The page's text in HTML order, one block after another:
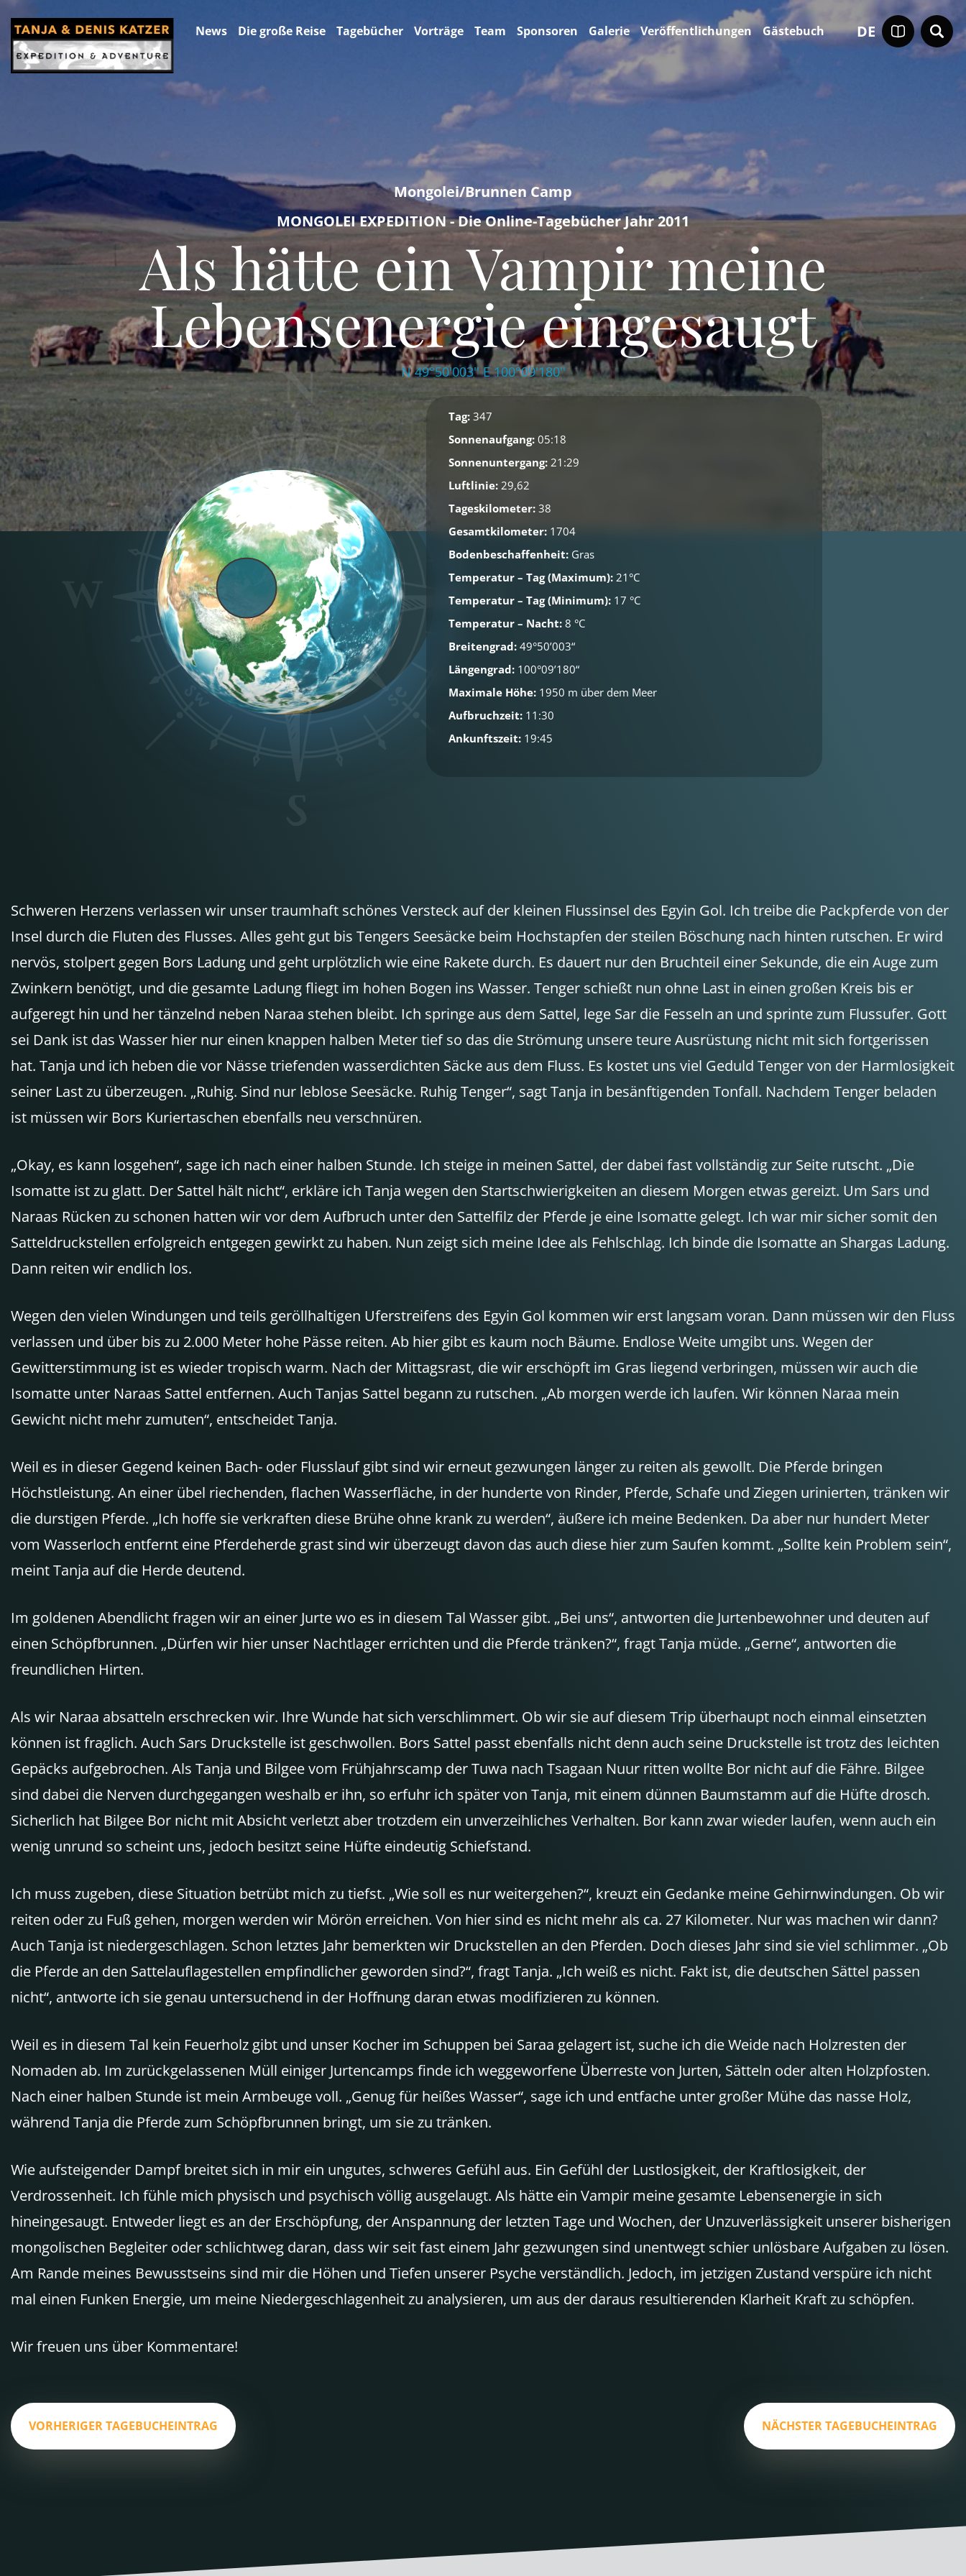
DE
News Die große Reise Tagebücher Vorträge Team Sponsoren Galerie Veröffentlichungen Gästebuch
Mongolei/Brunnen Camp
MONGOLEI EXPEDITION - Die Online-Tagebücher Jahr 2011
Als hätte ein Vampir meine
Lebensenergie eingesaugt
N 49°50'003'' E 100°09'180''
Tag: 347
Sonnenaufgang: 05:18
Sonnenuntergang: 21:29
Luftlinie: 29,62
Tageskilometer: 38
Gesamtkilometer: 1704
Bodenbeschaffenheit: Gras
Temperatur – Tag (Maximum): 21°C
Temperatur – Tag (Minimum): 17 °C
Temperatur – Nacht: 8 °C
Breitengrad: 49°50’003“
Längengrad: 100°09’180“
Maximale Höhe: 1950 m über dem Meer
Aufbruchzeit: 11:30
Ankunftszeit: 19:45
Schweren Herzens verlassen wir unser traumhaft schönes Versteck auf der kleinen Flussinsel des Egyin Gol. Ich treibe die Packpferde von der
Insel durch die Fluten des Flusses. Alles geht gut bis Tengers Seesäcke beim Hochstapfen der steilen Böschung nach hinten rutschen. Er wird
nervös, stolpert gegen Bors Ladung und geht urplötzlich wie eine Rakete durch. Es dauert nur den Bruchteil einer Sekunde, die ein Auge zum
Zwinkern benötigt, und die gesamte Ladung fliegt im hohen Bogen ins Wasser. Tenger schießt nun ohne Last in einen großen Kreis bis er
aufgeregt hin und her tänzelnd neben Naraa stehen bleibt. Ich springe aus dem Sattel, lege Sar die Fesseln an und sprinte zum Flussufer. Gott
sei Dank ist das Wasser hier nur einen knappen halben Meter tief so das die Strömung unsere teure Ausrüstung nicht mit sich fortgerissen
hat. Tanja und ich heben die vor Nässe triefenden wasserdichten Säcke aus dem Fluss. Es kostet uns viel Geduld Tenger von der Harmlosigkeit
seiner Last zu überzeugen. „Ruhig. Sind nur leblose Seesäcke. Ruhig Tenger“, sagt Tanja in besänftigenden Tonfall. Nachdem Tenger beladen
ist müssen wir Bors Kuriertaschen ebenfalls neu verschnüren.
„Okay, es kann losgehen“, sage ich nach einer halben Stunde. Ich steige in meinen Sattel, der dabei fast vollständig zur Seite rutscht. „Die
Isomatte ist zu glatt. Der Sattel hält nicht“, erkläre ich Tanja wegen den Startschwierigkeiten an diesem Morgen etwas gereizt. Um Sars und
Naraas Rücken zu schonen hatten wir vor dem Aufbruch unter den Sattelfilz der Pferde je eine Isomatte gelegt. Ich war mir sicher somit den
Satteldruckstellen erfolgreich entgegen gewirkt zu haben. Nun zeigt sich meine Idee als Fehlschlag. Ich binde die Isomatte an Shargas Ladung.
Dann reiten wir endlich los.
Wegen den vielen Windungen und teils geröllhaltigen Uferstreifens des Egyin Gol kommen wir erst langsam voran. Dann müssen wir den Fluss
verlassen und über bis zu 2.000 Meter hohe Pässe reiten. Ab hier gibt es kaum noch Bäume. Endlose Weite umgibt uns. Wegen der
Gewitterstimmung ist es wieder tropisch warm. Nach der Mittagsrast, die wir erschöpft im Gras liegend verbringen, müssen wir auch die
Isomatte unter Naraas Sattel entfernen. Auch Tanjas Sattel begann zu rutschen. „Ab morgen werde ich laufen. Wir können Naraa mein
Gewicht nicht mehr zumuten“, entscheidet Tanja.
Weil es in dieser Gegend keinen Bach- oder Flusslauf gibt sind wir erneut gezwungen länger zu reiten als gewollt. Die Pferde bringen
Höchstleistung. An einer übel riechenden, flachen Wasserfläche, in der hunderte von Rinder, Pferde, Schafe und Ziegen urinierten, tränken wir
die durstigen Pferde. „Ich hoffe sie verkraften diese Brühe ohne krank zu werden“, äußere ich meine Bedenken. Da aber nur hundert Meter
vom Wasserloch entfernt eine Pferdeherde grast sind wir überzeugt davon das auch diese hier zum Saufen kommt. „Sollte kein Problem sein“,
meint Tanja auf die Herde deutend.
Im goldenen Abendlicht fragen wir an einer Jurte wo es in diesem Tal Wasser gibt. „Bei uns“, antworten die Jurtenbewohner und deuten auf
einen Schöpfbrunnen. „Dürfen wir hier unser Nachtlager errichten und die Pferde tränken?“, fragt Tanja müde. „Gerne“, antworten die
freundlichen Hirten.
Als wir Naraa absatteln erschrecken wir. Ihre Wunde hat sich verschlimmert. Ob wir sie auf diesem Trip überhaupt noch einmal einsetzten
können ist fraglich. Auch Sars Druckstelle ist geschwollen. Bors Sattel passt ebenfalls nicht denn auch seine Druckstelle ist trotz des leichten
Gepäcks aufgebrochen. Als Tanja und Bilgee vom Frühjahrscamp der Tuwa nach Tsagaan Nuur ritten wollte Bor nicht auf die Fähre. Bilgee
sind dabei die Nerven durchgegangen weshalb er ihn, so erfuhr ich später von Tanja, mit einem dünnen Baumstamm auf die Hüfte drosch.
Sicherlich hat Bilgee Bor nicht mit Absicht verletzt aber trotzdem ein unverzeihliches Verhalten. Bor kann zwar wieder laufen, wenn auch ein
wenig unrund so scheint uns, jedoch besitzt seine Hüfte eindeutig Schiefstand.
Ich muss zugeben, diese Situation betrübt mich zu tiefst. „Wie soll es nur weitergehen?“, kreuzt ein Gedanke meine Gehirnwindungen. Ob wir
reiten oder zu Fuß gehen, morgen werden wir Mörön erreichen. Von hier sind es nicht mehr als ca. 27 Kilometer. Nur was machen wir dann?
Auch Tanja ist niedergeschlagen. Schon letztes Jahr bemerkten wir Druckstellen an den Pferden. Doch dieses Jahr sind sie viel schlimmer. „Ob
die Pferde an den Sattelauflagestellen empfindlicher geworden sind?“, fragt Tanja. „Ich weiß es nicht. Fakt ist, die deutschen Sättel passen
nicht“, antworte ich sie genau untersuchend in der Hoffnung daran etwas modifizieren zu können.
Weil es in diesem Tal kein Feuerholz gibt und unser Kocher im Schuppen bei Saraa gelagert ist, suche ich die Weide nach Holzresten der
Nomaden ab. Im zurückgelassenen Müll einiger Jurtencamps finde ich weggeworfene Überreste von Jurten, Sätteln oder alten Holzpfosten.
Nach einer halben Stunde ist mein Armbeuge voll. „Genug für heißes Wasser“, sage ich und entfache unter großer Mühe das nasse Holz,
während Tanja die Pferde zum Schöpfbrunnen bringt, um sie zu tränken.
Wie aufsteigender Dampf breitet sich in mir ein ungutes, schweres Gefühl aus. Ein Gefühl der Lustlosigkeit, der Kraftlosigkeit, der
Verdrossenheit. Ich fühle mich physisch und psychisch völlig ausgelaugt. Als hätte ein Vampir meine gesamte Lebensenergie in sich
hineingesaugt. Entweder liegt es an der Erschöpfung, der Anspannung der letzten Tage und Wochen, der Unzuverlässigkeit unserer bisherigen
mongolischen Begleiter oder schlichtweg daran, dass wir seit fast einem Jahr gezwungen sind unentwegt schier unlösbare Aufgaben zu lösen.
Am Rande meines Bewusstseins sind mir die Höhen und Tiefen unserer Psyche verständlich. Jedoch, im jetzigen Zustand verspüre ich nicht
mal einen Funken Energie, um meine Niedergeschlagenheit zu analysieren, um aus der daraus resultierenden Klarheit Kraft zu schöpfen.
Wir freuen uns über Kommentare!
VORHERIGER TAGEBUCHEINTRAG NÄCHSTER TAGEBUCHEINTRAG